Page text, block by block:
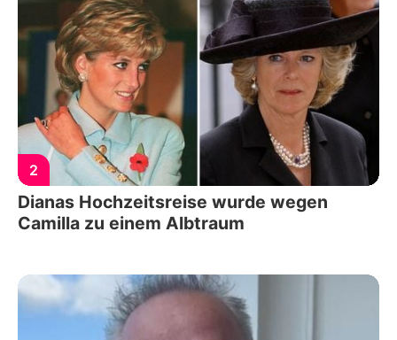
2
Dianas Hochzeitsreise wurde wegen
Camilla zu einem Albtraum